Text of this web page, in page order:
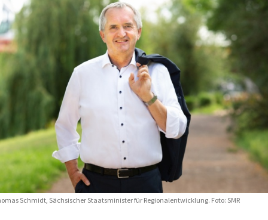
Schmidt, Sächsischer Staatsminister für Regionalentwicklung. Foto: SMR